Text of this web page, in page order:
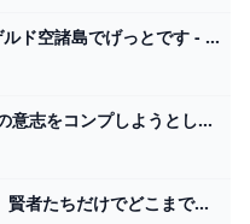
[ゼルダの伝説]「賢者の遺志」東ゲルド空諸島でげっとです - YouTube
【ティアキン】賢者の意志をコンプしようとしてるが難しい件…効率の良い賢者の意志の探し方ってある？ ゼルダの伝説ティアーズオブザキングダム(ティアキン)攻略まとめ-コログ速報
ティアキン：リンクは見てるだけ。賢者たちだけでどこまで戦えるか検証してみた【ゼルダ ティアーズ オブ ザ キングダム日記＃53】 - 電撃オンライン